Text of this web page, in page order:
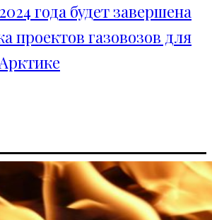
года будет завершена
проектов газовозов для